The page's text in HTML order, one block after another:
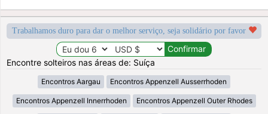
Trabalhamos duro para dar o melhor serviço, seja solidário por favor
Encontre solteiros nas áreas de: Suíça
Encontros Aargau Encontros Appenzell Ausserrhoden
Encontros Appenzell Innerrhoden Encontros Appenzell Outer Rhodes